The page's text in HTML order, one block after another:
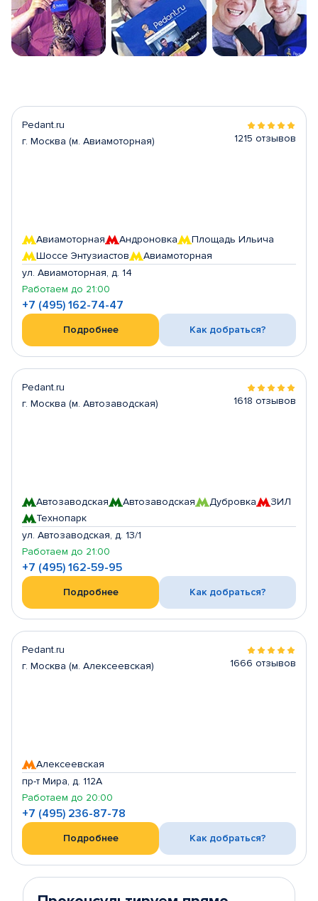
Pedant.ru
г. Москва (м. Авиамоторная)
1215 отзывов
Авиамоторная Андроновка
Площадь Ильича
Шоссе Энтузиастов
Авиамоторная
ул. Авиамоторная, д. 14
Работаем до 21:00
+7 (495) 162-74-47
Подробнее Как добраться?
Pedant.ru
г. Москва (м. Автозаводская)
1618 отзывов
Автозаводская Автозаводская Дубровка
ЗИЛ
Технопарк
ул. Автозаводская, д. 13/1
Работаем до 21:00
+7 (495) 162-59-95
Подробнее Как добраться?
Pedant.ru
г. Москва (м. Алексеевская)
1666 отзывов
Алексеевская
пр-т Мира, д. 112А
Работаем до 20:00
+7 (495) 236-87-78
Подробнее Как добраться?